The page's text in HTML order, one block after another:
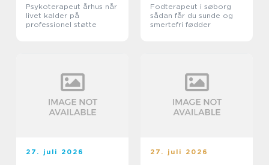
Psykoterapeut århus når
livet kalder på
professionel støtte
Fodterapeut i søborg
sådan får du sunde og
smertefri fødder
27. juli 2026 27. juli 2026